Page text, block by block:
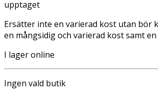
upptaget
Ersätter inte en varierad kost utan bör
en mångsidig och varierad kost samt
I lager online
Ingen vald butik